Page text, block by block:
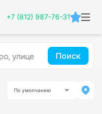
+7 (812) 987-76-31
Поиск
По умолчанию